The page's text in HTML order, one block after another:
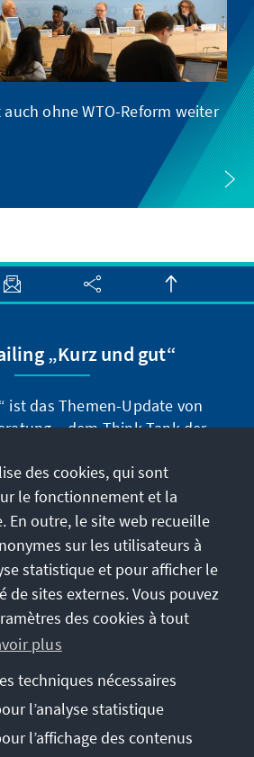
ohne WTO-Reform weiter
„Kurz und gut“
ist das Themen-Update von
– dem Think-Tank der
Sie in unregelmäßigen
Kürze über Themen, die wir
Zukunft für wichtig halten.
abonnieren
Protection des données
des cookies, qui sont
le fonctionnement et la
En outre, le site web recueille
sur les utilisateurs à
statistique et pour afficher le
de sites externes. Vous pouvez
des cookies à tout
plus
techniques nécessaires
l’analyse statistique
l’affichage des contenus